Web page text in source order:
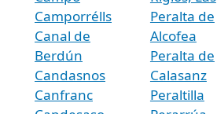
Camporrélls
Canal de
Berdún
Candasnos
Canfranc
Peralta de
Alcofea
Peralta de
Calasanz
Peraltilla